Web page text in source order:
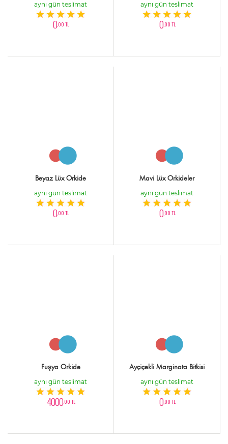
aynı gün teslimat
0,00 TL
aynı gün teslimat
0,00 TL
Beyaz Lüx Orkide
aynı gün teslimat
0,00 TL
Mavi Lüx Orkideler
aynı gün teslimat
0,00 TL
Fuşya Orkide
aynı gün teslimat
4000,00 TL
Ayçiçekli Marginata Bitkisi
aynı gün teslimat
0,00 TL